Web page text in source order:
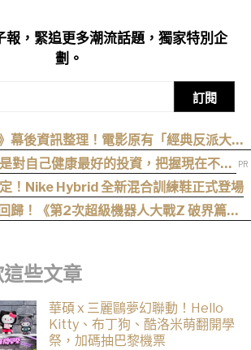
報，緊追更多潮流話題，獨家特別企
劃。
訂閱
幕後資訊整理！電影原有「經典反派大混
跟「霹靂火」合作！邁爾斯注定加入 MCU
對自己健康最好的投資，把握現在不嫌
晚！
！Nike Hybrid 全新混合訓練鞋正式登場
歸！《第2次超級機器人大戰Z 破界篇
些文章
華碩 x 三麗鷗夢幻聯動！Hello
Kitty、布丁狗、酷洛米萌翻開學
祭，加碼抽巴黎機票